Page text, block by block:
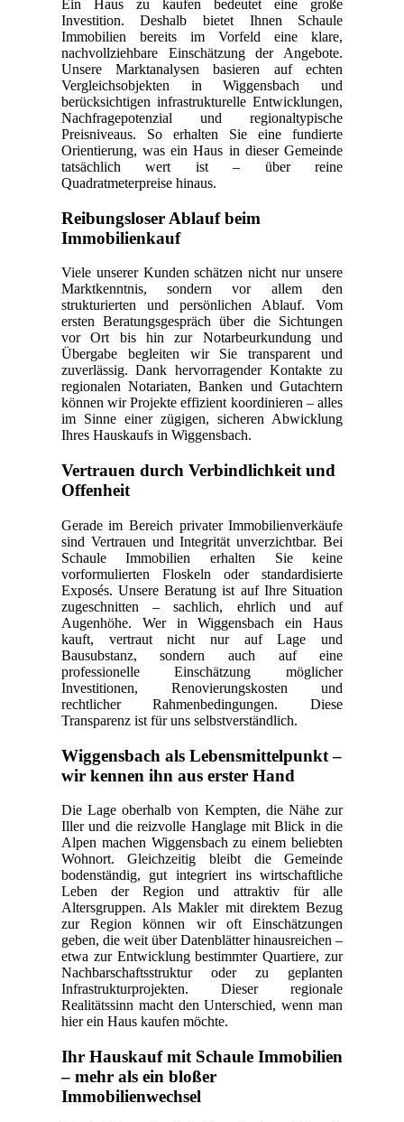
Ein Haus zu kaufen bedeutet eine große
Investition. Deshalb bietet Ihnen Schaule
Immobilien bereits im Vorfeld eine klare,
nachvollziehbare Einschätzung der Angebote.
Unsere Marktanalysen basieren auf echten
Vergleichsobjekten in Wiggensbach und
berücksichtigen infrastrukturelle Entwicklungen,
Nachfragepotenzial und regionaltypische
Preisniveaus. So erhalten Sie eine fundierte
Orientierung, was ein Haus in dieser Gemeinde
tatsächlich wert ist – über reine
Quadratmeterpreise hinaus.
Reibungsloser Ablauf beim
Immobilienkauf
Viele unserer Kunden schätzen nicht nur unsere
Marktkenntnis, sondern vor allem den
strukturierten und persönlichen Ablauf. Vom
ersten Beratungsgespräch über die Sichtungen
vor Ort bis hin zur Notarbeurkundung und
Übergabe begleiten wir Sie transparent und
zuverlässig. Dank hervorragender Kontakte zu
regionalen Notariaten, Banken und Gutachtern
können wir Projekte effizient koordinieren – alles
im Sinne einer zügigen, sicheren Abwicklung
Ihres Hauskaufs in Wiggensbach.
Vertrauen durch Verbindlichkeit und
Offenheit
Gerade im Bereich privater Immobilienverkäufe
sind Vertrauen und Integrität unverzichtbar. Bei
Schaule Immobilien erhalten Sie keine
vorformulierten Floskeln oder standardisierte
Exposés. Unsere Beratung ist auf Ihre Situation
zugeschnitten – sachlich, ehrlich und auf
Augenhöhe. Wer in Wiggensbach ein Haus
kauft, vertraut nicht nur auf Lage und
Bausubstanz, sondern auch auf eine
professionelle Einschätzung möglicher
Investitionen, Renovierungskosten und
rechtlicher Rahmenbedingungen. Diese
Transparenz ist für uns selbstverständlich.
Wiggensbach als Lebensmittelpunkt –
wir kennen ihn aus erster Hand
Die Lage oberhalb von Kempten, die Nähe zur
Iller und die reizvolle Hanglage mit Blick in die
Alpen machen Wiggensbach zu einem beliebten
Wohnort. Gleichzeitig bleibt die Gemeinde
bodenständig, gut integriert ins wirtschaftliche
Leben der Region und attraktiv für alle
Altersgruppen. Als Makler mit direktem Bezug
zur Region können wir oft Einschätzungen
geben, die weit über Datenblätter hinausreichen –
etwa zur Entwicklung bestimmter Quartiere, zur
Nachbarschaftsstruktur oder zu geplanten
Infrastrukturprojekten. Dieser regionale
Realitätssinn macht den Unterschied, wenn man
hier ein Haus kaufen möchte.
Ihr Hauskauf mit Schaule Immobilien
– mehr als ein bloßer
Immobilienwechsel